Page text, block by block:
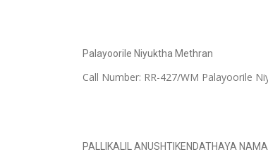
Palayoorile Niyuktha Methran
Call Number: RR-427/WM
PALLIKALIL ANUSHTIKENDATHAYA